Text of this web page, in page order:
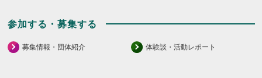
参加する・募集する
募集情報・団体紹介 体験談・活動レポート